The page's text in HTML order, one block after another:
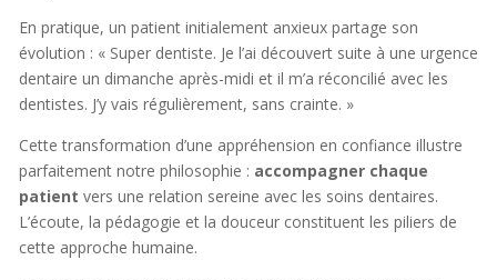
En pratique, un patient initialement anxieux partage son
évolution : « Super dentiste. Je l’ai découvert suite à une urgence
dentaire un dimanche après-midi et il m’a réconcilié avec les
dentistes. J’y vais régulièrement, sans crainte. »
Cette transformation d’une appréhension en confiance illustre
parfaitement notre philosophie : accompagner chaque
patient vers une relation sereine avec les soins dentaires.
L’écoute, la pédagogie et la douceur constituent les piliers de
cette approche humaine.